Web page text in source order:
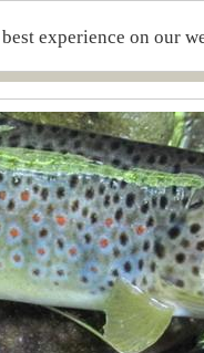
experience on our